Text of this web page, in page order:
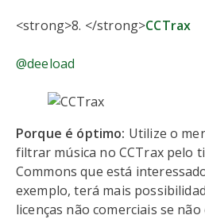
<strong>8. </strong>CCTrax
@deeload
Porque é óptimo: Utilize o
filtrar música no CCTrax pelo
Commons que está
exemplo, terá mais
licenças não comerciais se